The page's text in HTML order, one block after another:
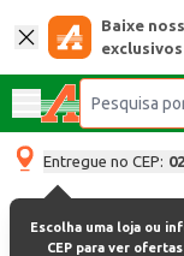
Baixe
exclusivos
Entregue no CEP:
Escolha uma loja ou
CEP para ver